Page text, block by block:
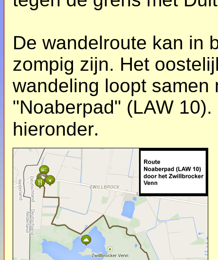
De wandelroute kan in
zompig zijn. Het
wandeling loopt samen
"Noaberpad" (LAW
hieronder.